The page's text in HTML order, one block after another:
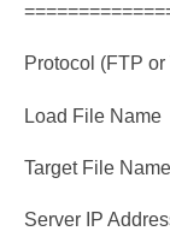
Protocol (FTP
Load File
Target File
Server IP